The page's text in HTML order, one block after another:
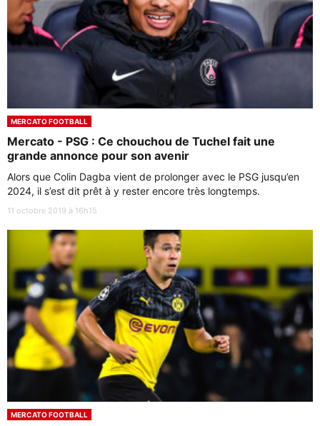
MERCATO FOOTBALL
Mercato - PSG : Ce chouchou de Tuchel fait une
grande annonce pour son avenir
Alors que Colin Dagba vient de prolonger avec le PSG jusqu’en
2024, il s’est dit prêt à y rester encore très longtemps.
11 octobre 2019 à 16h15
MERCATO FOOTBALL